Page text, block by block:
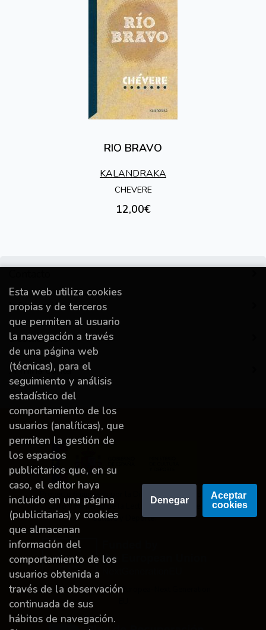
RIO BRAVO
KALANDRAKA
CHEVERE
12,00€
Información
Destacado
A miña conta
Proyecto financiado por la Dirección General del
Libro y Fomento de la Lectura, Ministerio de
Cultura y Deporte.
Financiado por la Unión Europea-Next Generation
Esta web utiliza cookies
propias y de terceros
que permiten al usuario
la navegación a través
de una página web
(técnicas), para el
seguimiento y análisis
estadístico del
comportamiento de los
usuarios (analíticas), que
permiten la gestión de
los espacios
publicitarios que, en su
caso, el editor haya
incluido en una página
(publicitarias) y cookies
que almacenan
información del
comportamiento de los
usuarios obtenida a
través de la observación
continuada de sus
hábitos de navegación.
Denegar
Aceptar
cookies